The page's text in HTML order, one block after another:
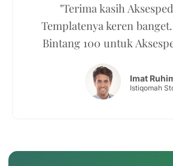
"Terima kasih
Templatenya keren
Bintang 100 untuk
Imat
Istiqomah